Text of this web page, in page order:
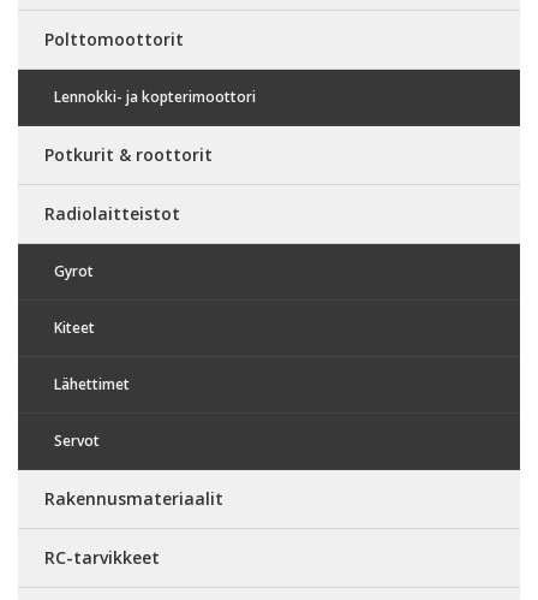
Polttomoottorit
Lennokki- ja kopterimoottori
Potkurit & roottorit
Radiolaitteistot
Gyrot
Kiteet
Lähettimet
Servot
Rakennusmateriaalit
RC-tarvikkeet